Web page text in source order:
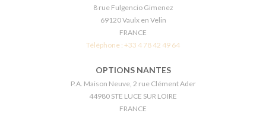
8 rue Fulgencio Gimenez
69120 Vaulx en Velin
FRANCE
Téléphone : +33 4 78 42 49 64
OPTIONS NANTES
P.A. Maison Neuve, 2 rue Clément Ader
44980 STE LUCE SUR LOIRE
FRANCE